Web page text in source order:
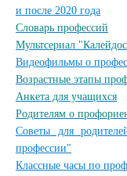
и после 2020 года
Словарь профессий
Мультсериал
Видеофильмы о
Возрастные этапы
Анкета для учащихся
Родителям о
Советы для
профессии"
Классные часы по